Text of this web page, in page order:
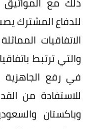
للدفاع المشترك
الاتفاقيات
والتي ترتبط
في رفع
للاستفادة من
وباكستان